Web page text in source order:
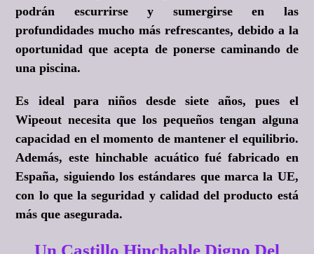
podrán escurrirse y sumergirse en las
profundidades mucho más refrescantes, debido a la
oportunidad que acepta de ponerse caminando de
una piscina.
Es ideal para niños desde siete años, pues el
Wipeout necesita que los pequeños tengan alguna
capacidad en el momento de mantener el equilibrio.
Además, este hinchable acuático fué fabricado en
España, siguiendo los estándares que marca la UE,
con lo que la seguridad y calidad del producto está
más que asegurada.
Un Castillo Hinchable Digno Del